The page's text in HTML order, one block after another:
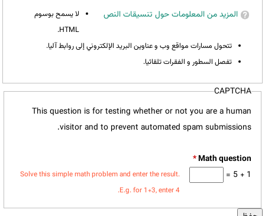
المزيد من المعلومات حول تنسيقات النص
لا يسمح بوسوم
HTML.
تتحول مسارات مواقع وب و عناوين البريد الإلكتروني إلى روابط آليا.
تفصل السطور و الفقرات تلقائيا.
CAPTCHA
This question is for testing whether or not you are a human
visitor and to prevent automated spam submissions.
*
1 + 5 =
Solve this simple math problem and enter the result.
E.g. for 1+3, enter 4.